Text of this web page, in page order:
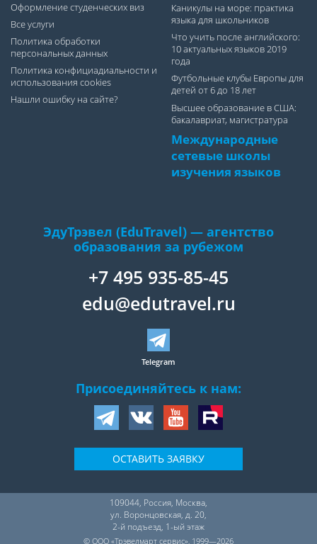
Оформление студенческих виз
Все услуги
Политика обработки
персональных данных
Политика конфициадиальности и
использования cookies
Нашли ошибку на сайте?
Каникулы на море: практика
языка для школьников
Что учить после английского:
10 актуальных языков 2019
года
Футбольные клубы Европы для
детей от 6 до 18 лет
Высшее образование в США:
бакалавриат, магистратура
Международные
сетевые школы
изучения языков
ЭдуТрэвел (EduTravel) — агентство
образования за рубежом
+7 495 935-85-45
edu@edutravel.ru
Telegram
Присоединяйтесь к нам:
ОСТАВИТЬ ЗАЯВКУ
109044, Россия, Москва,
ул. Воронцовская, д. 20,
2-й подъезд, 1-ый этаж
© ООО «Трэвелмарт сервис», 1999—2026